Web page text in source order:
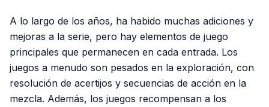
A lo largo de los años, ha habido muchas adiciones y
mejoras a la serie, pero hay elementos de juego
principales que permanecen en cada entrada. Los
juegos a menudo son pesados ​​en la exploración, con
resolución de acertijos y secuencias de acción en la
mezcla. Además, los juegos recompensan a los